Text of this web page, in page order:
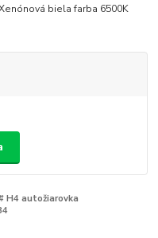
biela farba 6500K
H4 autožiarovka